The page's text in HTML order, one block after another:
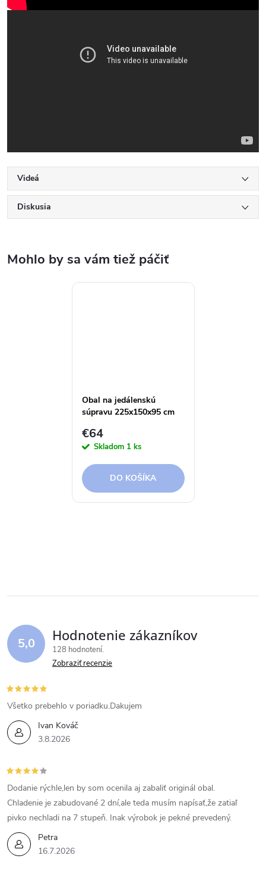
Videá
Diskusia
Obal na jedálenskú
súpravu 225x150x95 cm
€64
Skladom 1 ks
DO KOŠÍKA
5,0 Hodnotenie zákazníkov
128 hodnotení
Zobraziť recenzie
Ivan Kováč
3.8.2026
Všetko prebehlo v poriadku.Dakujem
Petra
16.7.2026
Dodanie rýchle,len by som ocenila aj zabaliť originál obal.
Chladenie je zabudované 2 dní,ale teda musím napísať,že zatiaľ
pivko nechladi na 7 stupeň. Inak výrobok je pekné prevedený.